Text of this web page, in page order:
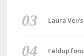
Laura
Feldup